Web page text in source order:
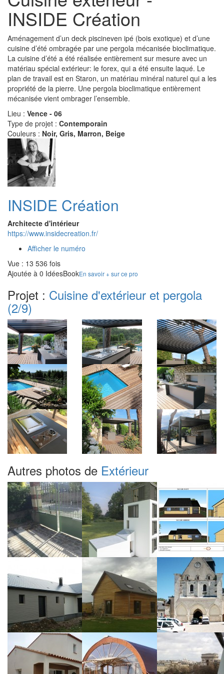
INSIDE Création
Aménagement d’un deck piscineven ipé (bois exotique) et d’une
cuisine d’été ombragée par une pergola mécanisée bioclimatique.
La cuisine d’été a été réalisée entièrement sur mesure avec un
matériau spécial extérieur: le forex, qui a été ensuite laqué. Le
plan de travail est en Staron, un matériau minéral naturel qui a les
propriété de la pierre. Une pergola bioclimatique entièrement
mécanisée vient ombrager l’ensemble.
Lieu : Vence - 06
Type de projet : Contemporain
Couleurs : Noir, Gris, Marron, Beige
INSIDE Création
Architecte d'intérieur
https://www.insidecreation.fr/
Afficher le numéro
Vue : 13 536 fois
Ajoutée à 0 IdéesBookEn savoir + sur ce pro
Projet : Cuisine d'extérieur et pergola
(2/9)
Autres photos de Extérieur